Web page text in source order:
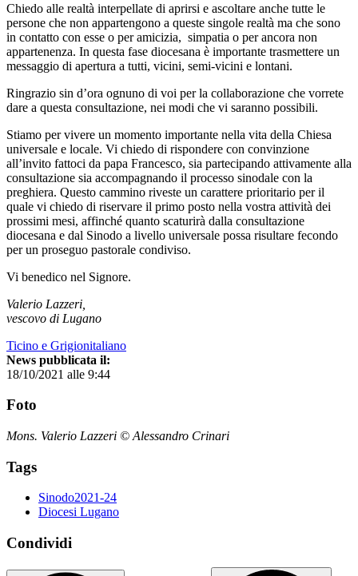
Chiedo alle realtà interpellate di aprirsi e ascoltare anche tutte le
persone che non appartengono a queste singole realtà ma che sono
in contatto con esse o per amicizia, simpatia o per ancora non
appartenenza. In questa fase diocesana è importante trasmettere un
messaggio di apertura a tutti, vicini, semi-vicini e lontani.
Ringrazio sin d’ora ognuno di voi per la collaborazione che vorrete
dare a questa consultazione, nei modi che vi saranno possibili.
Stiamo per vivere un momento importante nella vita della Chiesa
universale e locale. Vi chiedo di rispondere con convinzione
all’invito fattoci da papa Francesco, sia partecipando attivamente alla
consultazione sia accompagnando il processo sinodale con la
preghiera. Questo cammino riveste un carattere prioritario per il
quale vi chiedo di riservare il primo posto nella vostra attività dei
prossimi mesi, affinché quanto scaturirà dalla consultazione
diocesana e dal Sinodo a livello universale possa risultare fecondo
per un proseguo pastorale condiviso.
Vi benedico nel Signore.
Valerio Lazzeri,
vescovo di Lugano
Ticino e Grigionitaliano
News pubblicata il:
18/10/2021 alle 9:44
Foto
Mons. Valerio Lazzeri © Alessandro Crinari
Tags
Sinodo2021-24
Diocesi Lugano
Condividi